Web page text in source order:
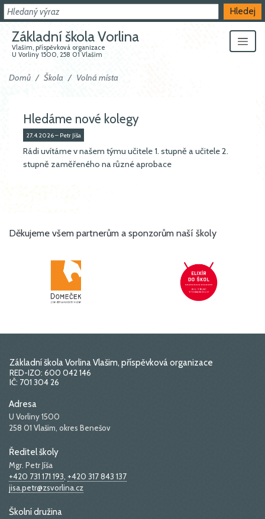
Hledat
Hledej
Základní škola Vorlina
Vlašim, příspěvková organizace
U Vorliny 1500, 258 01 Vlašim
Domů Škola Volná místa
Hledáme nové kolegy
27.4.2026 – Petr Jíša
Rádi uvítáme v našem týmu učitele 1. stupně a učitele 2.
stupně zaměřeného na různé aprobace
Děkujeme všem partnerům a sponzorům naší školy
Základní škola Vorlina Vlašim, příspěvková organizace
RED-IZO: 600 042 146
IČ: 701 304 26
Adresa
U Vorliny 1500
258 01 Vlašim, okres Benešov
Ředitel školy
Mgr. Petr Jíša
+420 731 171 193 +420 317 843 137
jisa.petr@zsvorlina.cz
Školní družina